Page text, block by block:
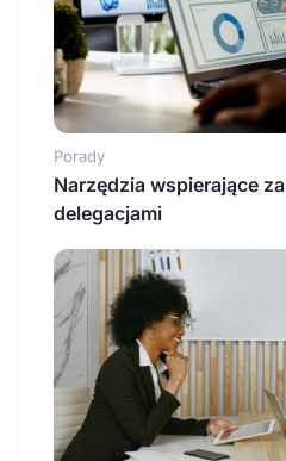
Porady
Narzędzia wspierające
delegacjami